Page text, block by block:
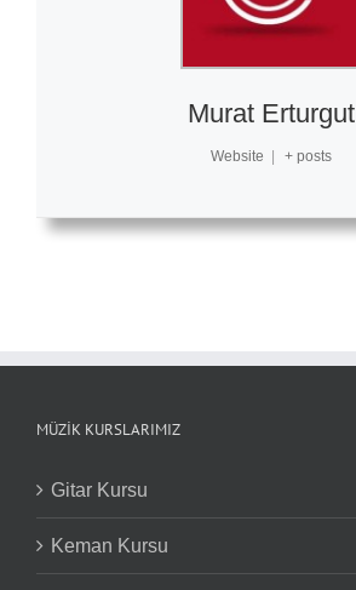
Murat Erturgut
Website + posts
MÜZIK KURSLARIMIZ
Gitar Kursu
Keman Kursu